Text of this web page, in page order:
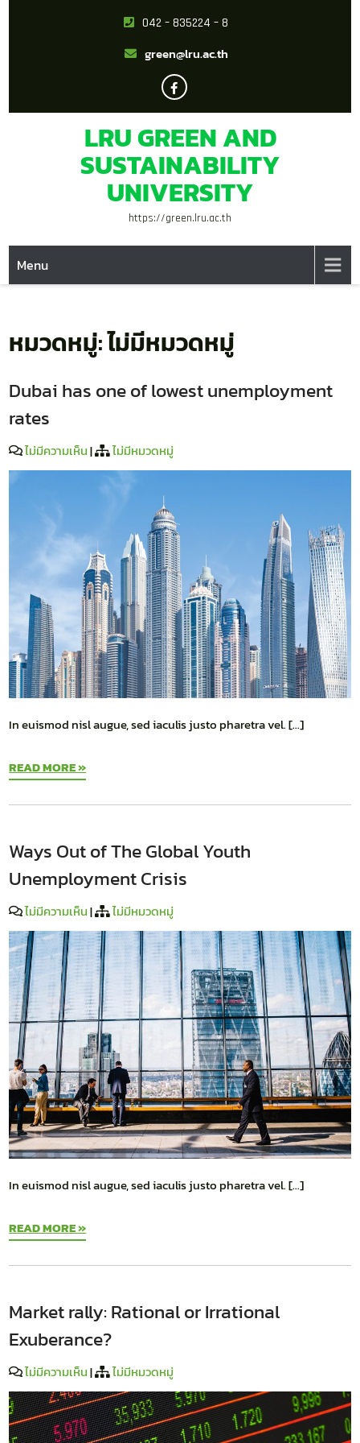
042 – 835224 – 8
green@lru.ac.th
LRU GREEN AND
SUSTAINABILITY
UNIVERSITY
https://green.lru.ac.th
Menu
หมวดหมู่:ไม่มีหมวดหมู่
Dubai has one of lowest unemployment
rates
ไม่มีความเห็น| ไม่มีหมวดหมู่
In euismod nisl augue, sed iaculis justo pharetra vel. […]
READ MORE »
Ways Out of The Global Youth
Unemployment Crisis
ไม่มีความเห็น| ไม่มีหมวดหมู่
In euismod nisl augue, sed iaculis justo pharetra vel. […]
READ MORE »
Market rally: Rational or Irrational
Exuberance?
ไม่มีความเห็น| ไม่มีหมวดหมู่